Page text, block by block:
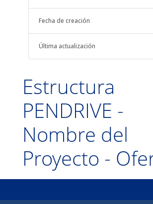
Fecha de creación
Última actualización
Estructura
PENDRIVE -
Nombre del
Proyecto -